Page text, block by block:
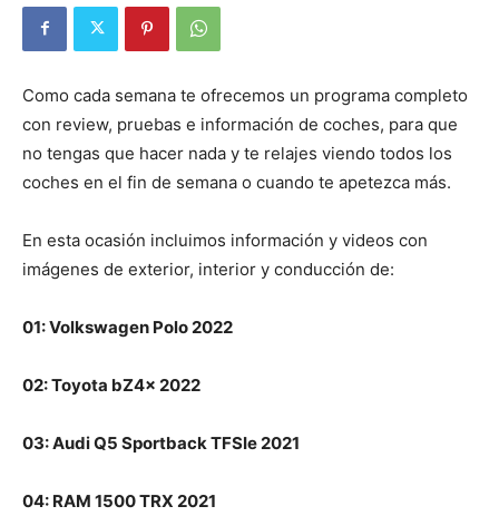
Como cada semana te ofrecemos un programa completo
con review, pruebas e información de coches, para que
no tengas que hacer nada y te relajes viendo todos los
coches en el fin de semana o cuando te apetezca más.
En esta ocasión incluimos información y videos con
imágenes de exterior, interior y conducción de:
01: Volkswagen Polo 2022
02: Toyota bZ4x 2022
03: Audi Q5 Sportback TFSIe 2021
04: RAM 1500 TRX 2021